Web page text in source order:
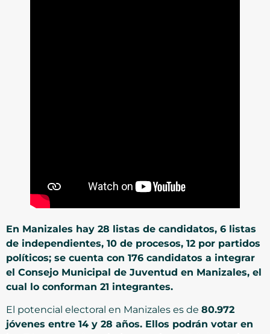
En Manizales hay 28 listas de candidatos, 6 listas
de independientes, 10 de procesos, 12 por partidos
políticos; se cuenta con 176 candidatos a integrar
el Consejo Municipal de Juventud en Manizales, el
cual lo conforman 21 integrantes.
El potencial electoral en Manizales es de 80.972
jóvenes entre 14 y 28 años. Ellos podrán votar en